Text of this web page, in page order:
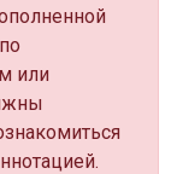
или